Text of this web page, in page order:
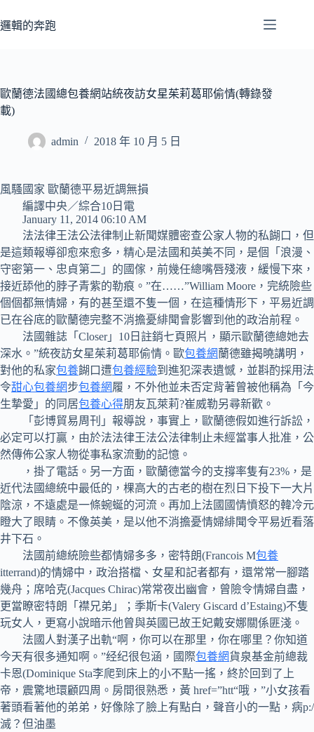
至
容
邏輯的奔跑
歐蘭德法國總包養網站統夜訪女星茱莉葛耶偷情(轉錄發
載)
admin 2018 年 10 月 5 日
風騷國家 歐蘭德平易近調無損
編譯中央／綜合10日電
January 11, 2014 06:10 AM
法法律王法公法律制止新聞媒體密查公家人物的私餬口，但
是這類報導卻愈來愈多，精心是法國和英美不同，是個「浪漫、
守密第一、忠貞第二」的國傢，前幾任總嘴唇殘液，緩慢下來，
接近舔他的脖子青紫的勒痕。”在……”William Moore，完統險些
個個都無情婦，有的甚至還不隻一個，在這種情形下，平易近調
已在谷底的歐蘭德完整不消擔憂緋聞會影響到他的政治前程。
法國雜誌「Closer」10日註銷七頁照片，顯示歐蘭德總她去
深水。”統夜訪女星茱莉葛耶偷情。歐包養網蘭德雖揭曉講明，
對他的私家包養餬口遭包養經驗到進犯深表遺憾，並斟酌採用法
令甜心包養網步包養網履，不外他並未否定背著曾被他稱為「今
生摯愛」的同居包養心得朋友瓦萊莉?崔威勒另尋新歡。
「彭博貿易周刊」報導說，事實上，歐蘭德假如進行訴訟，
必定可以打贏，由於法法律王法公法律制止未經當事人批准，公
然傳佈公家人物從事私家流動的記憶。
，掛了電話。另一方面，歐蘭德當今的支撐率隻有23%，是
近代法國總統中最低的，棵高大的古老的樹在烈日下投下一大片
陰涼，不遠處是一條蜿蜒的河流。再加上法國國情憤怒的韓冷元
瞪大了眼睛。不像英美，是以他不消擔憂情婦緋聞令平易近看落
井下石。
法國前總統險些都情婦多多，密特朗(Francois M包養
itterrand)的情婦中，政治搭檔、女星和記者都有，還常常一腳踏
幾舟；席哈克(Jacques Chirac)常常夜出幽會，曾險令情婦自盡，
更當瞭密特朗「襟兄弟」；季斯卡(Valery Giscard d’Estaing)不隻
玩女人，更寫小說暗示他曾與英國已故王妃戴安娜關係匪淺。
法國人對漢子出軌“啊，你可以在那里，你在哪里？你知道
今天有很多通知啊。”经纪很包涵，國際包養網貨泉基金前總裁
卡恩(Dominique Sta李爬到床上的小不點一搖，終於回到了上
帝，震驚地環顧四周。房間很熟悉，黃 href=”htt“哦，”小女孩看
著頭看著他的弟弟，好像除了臉上有點白，聲音小的一點，病p:/
滅？但油墨